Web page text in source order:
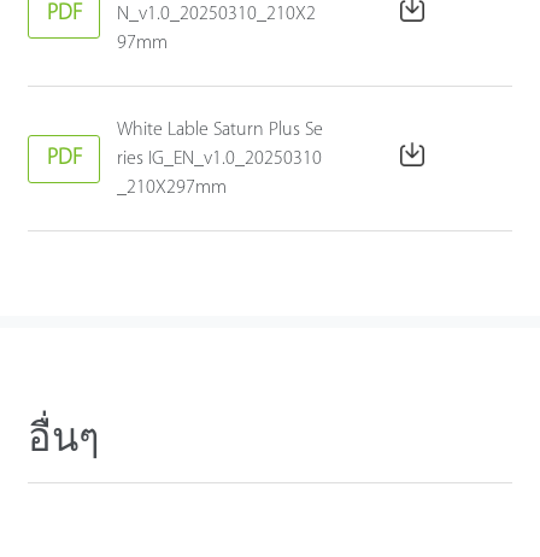
PDF
N_v1.0_20250310_210X2
97mm
PDF
White Lable Saturn Plus Se
ries IG_EN_v1.0_20250310
_210X297mm
อื่นๆ